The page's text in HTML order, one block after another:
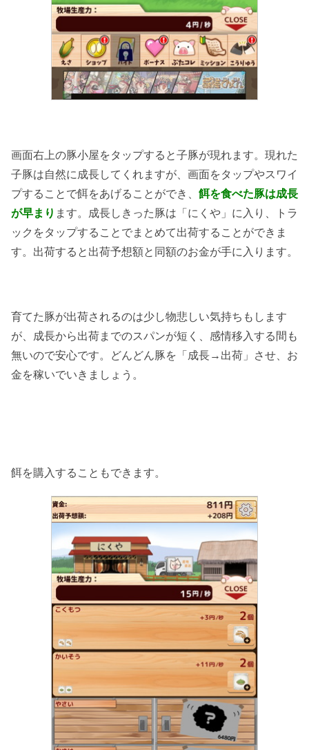
画面右上の豚小屋をタップすると子豚が現れます。現れた
子豚は自然に成長してくれますが、画面をタップやスワイ
プすることで餌をあげることができ、 餌を食べた豚は成長
が早まり ます。成長しきった豚は「にくや」に入り、トラ
ックをタップすることでまとめて出荷することができま
す。出荷すると出荷予想額と同額のお金が手に入ります。
育てた豚が出荷されるのは少し物悲しい気持ちもします
が、成長から出荷までのスパンが短く、感情移入する間も
無いので安心です。どんどん豚を「成長→出荷」させ、お
金を稼いでいきましょう。
餌を購入することもできます。